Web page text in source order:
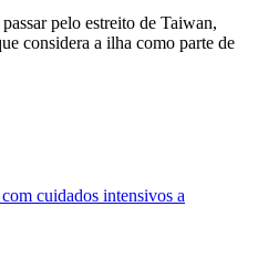
pelo estreito de Taiwan,
considera a ilha como parte de
cuidados intensivos a